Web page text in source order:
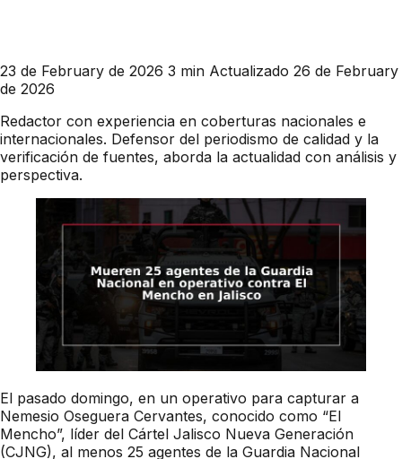
23 de February de 2026 3 min Actualizado 26 de February
de 2026
Redactor con experiencia en coberturas nacionales e
internacionales. Defensor del periodismo de calidad y la
verificación de fuentes, aborda la actualidad con análisis y
perspectiva.
El pasado domingo, en un operativo para capturar a
Nemesio Oseguera Cervantes, conocido como “El
Mencho”, líder del Cártel Jalisco Nueva Generación
(CJNG), al menos 25 agentes de la Guardia Nacional